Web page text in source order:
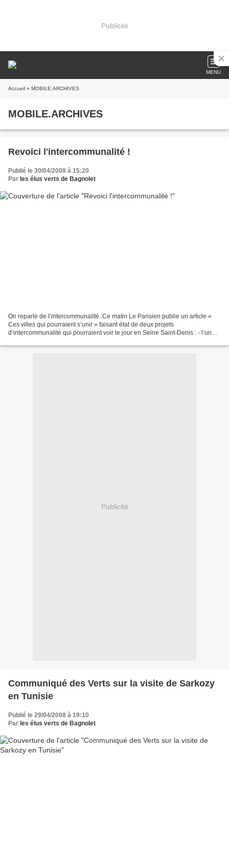
Publicité
MENU
Accueil » MOBILE.ARCHIVES
MOBILE.ARCHIVES
Revoici l'intercommunalité !
Publié le 30/04/2008 à 15:20
Par les élus verts de Bagnolet
On reparle de l’intercommunalité. Ce matin Le Parisien publie un article «
Ces villes qui pourraient s’unir » faisant état de deux projets
d’intercommunalité qui pourraient voir le jour en Seine Saint-Denis : - l’une
Publicité
Communiqué des Verts sur la visite de Sarkozy
en Tunisie
Publié le 29/04/2008 à 19:10
Par les élus verts de Bagnolet